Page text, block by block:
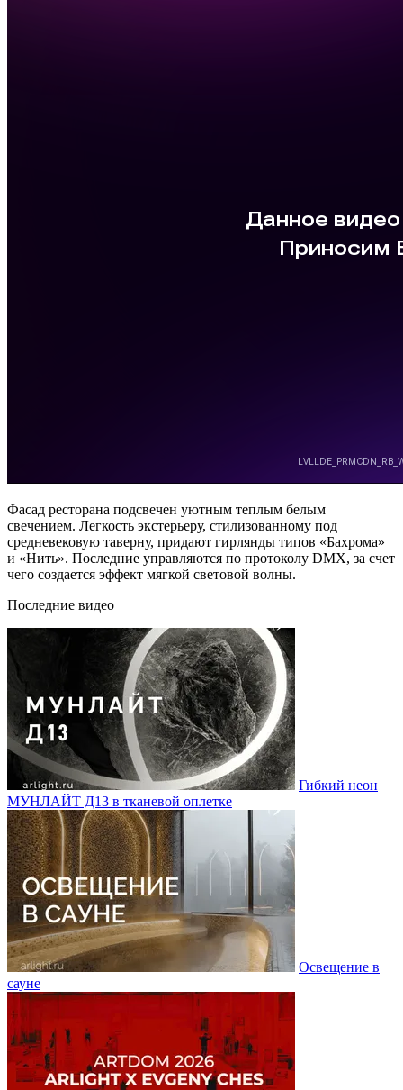
Фасад ресторана подсвечен уютным теплым белым
свечением. Легкость экстерьеру, стилизованному под
средневековую таверну, придают гирлянды типов «Бахрома»
и «Нить». Последние управляются по протоколу DMX, за счет
чего создается эффект мягкой световой волны.
Последние видео
Гибкий неон
МУНЛАЙТ Д13 в тканевой оплетке
Освещение в
сауне